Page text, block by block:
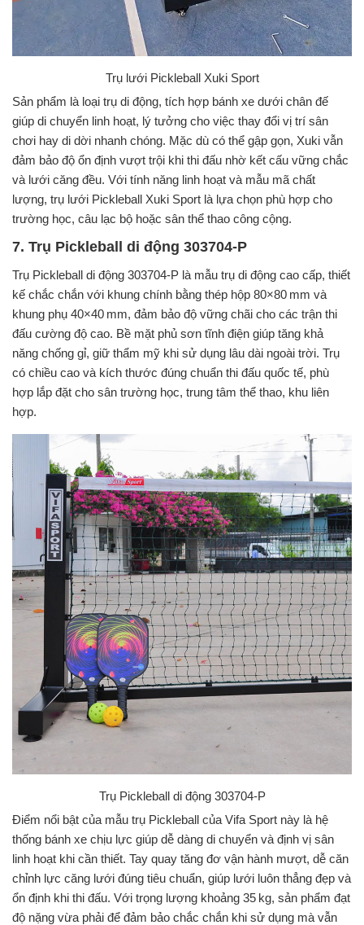
Trụ lưới Pickleball Xuki Sport
Sản phẩm là loại trụ di động, tích hợp bánh xe dưới chân đế
giúp di chuyển linh hoạt, lý tưởng cho việc thay đổi vị trí sân
chơi hay di dời nhanh chóng. Mặc dù có thể gập gọn, Xuki vẫn
đảm bảo độ ổn định vượt trội khi thi đấu nhờ kết cấu vững chắc
và lưới căng đều. Với tính năng linh hoạt và mẫu mã chất
lượng, trụ lưới Pickleball Xuki Sport là lựa chọn phù hợp cho
trường học, câu lạc bộ hoặc sân thể thao công cộng.
7. Trụ Pickleball di động 303704-P
Trụ Pickleball di động 303704-P là mẫu trụ di động cao cấp, thiết
kế chắc chắn với khung chính bằng thép hộp 80×80 mm và
khung phụ 40×40 mm, đảm bảo độ vững chãi cho các trận thi
đấu cường độ cao. Bề mặt phủ sơn tĩnh điện giúp tăng khả
năng chống gỉ, giữ thẩm mỹ khi sử dụng lâu dài ngoài trời. Trụ
có chiều cao và kích thước đúng chuẩn thi đấu quốc tế, phù
hợp lắp đặt cho sân trường học, trung tâm thể thao, khu liên
hợp.
Trụ Pickleball di động 303704-P
Điểm nổi bật của mẫu trụ Pickleball của Vifa Sport này là hệ
thống bánh xe chịu lực giúp dễ dàng di chuyển và định vị sân
linh hoạt khi cần thiết. Tay quay tăng đơ vận hành mượt, dễ căn
chỉnh lực căng lưới đúng tiêu chuẩn, giúp lưới luôn thẳng đẹp và
ổn định khi thi đấu. Với trọng lượng khoảng 35 kg, sản phẩm đạt
độ nặng vừa phải để đảm bảo chắc chắn khi sử dụng mà vẫn